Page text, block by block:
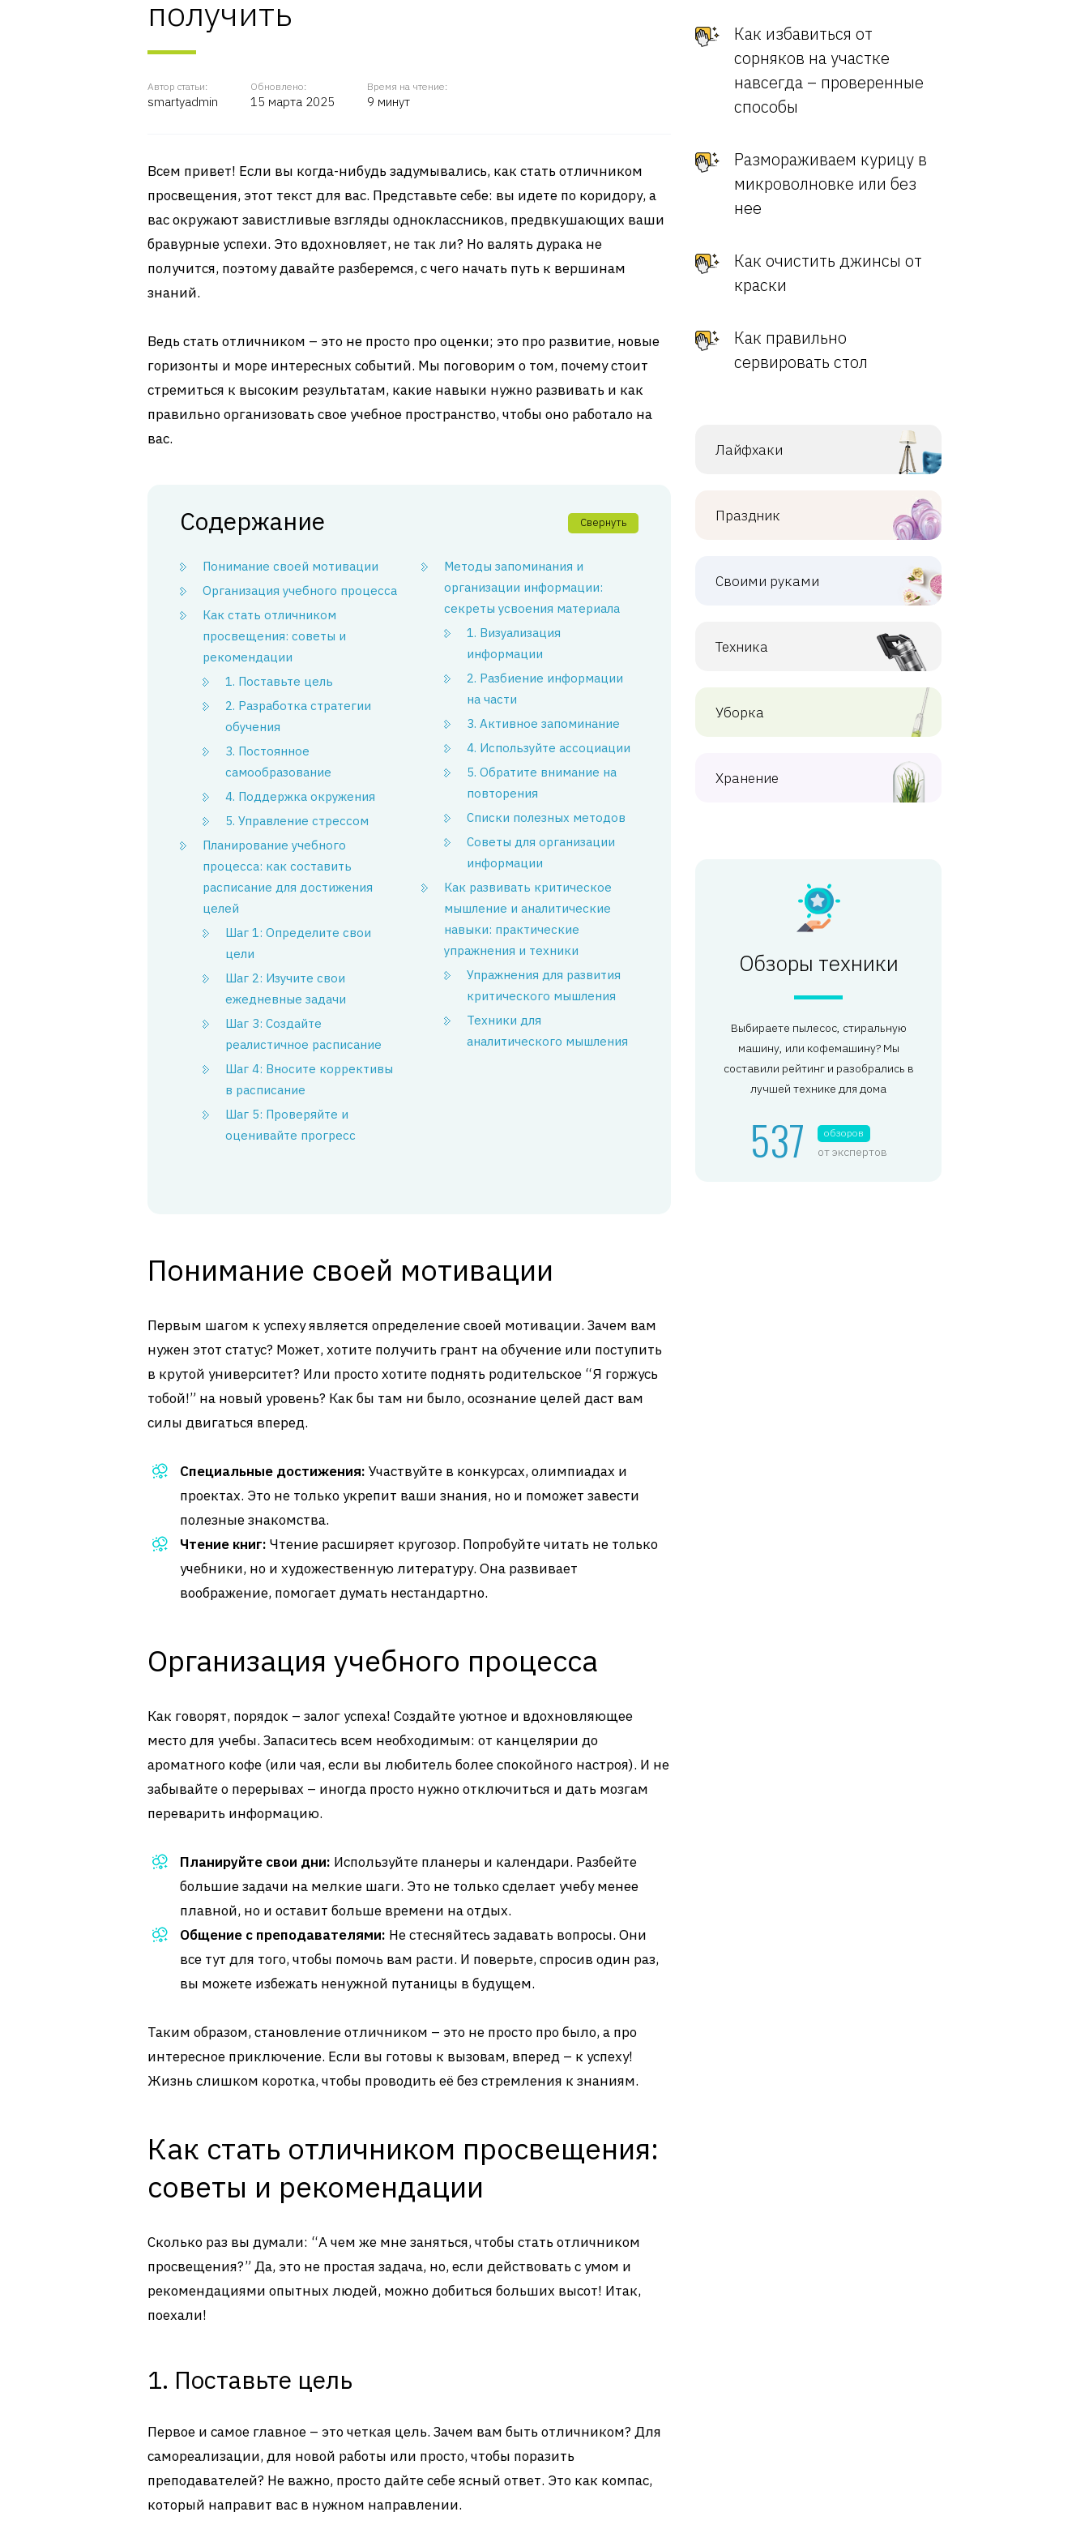
получить
Автор статьи:
smartyadmin
Обновлено:
15 марта 2025
Время на чтение:
9 минут
Всем привет! Если вы когда-нибудь задумывались, как стать отличником
просвещения, этот текст для вас. Представьте себе: вы идете по коридору, а
вас окружают завистливые взгляды одноклассников, предвкушающих ваши
бравурные успехи. Это вдохновляет, не так ли? Но валять дурака не
получится, поэтому давайте разберемся, с чего начать путь к вершинам
знаний.
Ведь стать отличником – это не просто про оценки; это про развитие, новые
горизонты и море интересных событий. Мы поговорим о том, почему стоит
стремиться к высоким результатам, какие навыки нужно развивать и как
правильно организовать свое учебное пространство, чтобы оно работало на
вас.
Содержание Свернуть
Понимание своей мотивации
Организация учебного процесса
Как стать отличником
просвещения: советы и
рекомендации
1. Поставьте цель
2. Разработка стратегии
обучения
3. Постоянное
самообразование
4. Поддержка окружения
5. Управление стрессом
Планирование учебного
процесса: как составить
расписание для достижения
целей
Шаг 1: Определите свои
цели
Шаг 2: Изучите свои
ежедневные задачи
Шаг 3: Создайте
реалистичное расписание
Шаг 4: Вносите коррективы
в расписание
Шаг 5: Проверяйте и
оценивайте прогресс
Методы запоминания и
организации информации:
секреты усвоения материала
1. Визуализация
информации
2. Разбиение информации
на части
3. Активное запоминание
4. Используйте ассоциации
5. Обратите внимание на
повторения
Списки полезных методов
Советы для организации
информации
Как развивать критическое
мышление и аналитические
навыки: практические
упражнения и техники
Упражнения для развития
критического мышления
Техники для
аналитического мышления
Понимание своей мотивации
Первым шагом к успеху является определение своей мотивации. Зачем вам
нужен этот статус? Может, хотите получить грант на обучение или поступить
в крутой университет? Или просто хотите поднять родительское “Я горжусь
тобой!” на новый уровень? Как бы там ни было, осознание целей даст вам
силы двигаться вперед.
Специальные достижения: Участвуйте в конкурсах, олимпиадах и
проектах. Это не только укрепит ваши знания, но и поможет завести
полезные знакомства.
Чтение книг: Чтение расширяет кругозор. Попробуйте читать не только
учебники, но и художественную литературу. Она развивает
воображение, помогает думать нестандартно.
Организация учебного процесса
Как говорят, порядок – залог успеха! Создайте уютное и вдохновляющее
место для учебы. Запаситесь всем необходимым: от канцелярии до
ароматного кофе (или чая, если вы любитель более спокойного настроя). И не
забывайте о перерывах – иногда просто нужно отключиться и дать мозгам
переварить информацию.
Планируйте свои дни: Используйте планеры и календари. Разбейте
большие задачи на мелкие шаги. Это не только сделает учебу менее
плавной, но и оставит больше времени на отдых.
Общение с преподавателями: Не стесняйтесь задавать вопросы. Они
все тут для того, чтобы помочь вам расти. И поверьте, спросив один раз,
вы можете избежать ненужной путаницы в будущем.
Таким образом, становление отличником – это не просто про было, а про
интересное приключение. Если вы готовы к вызовам, вперед – к успеху!
Жизнь слишком коротка, чтобы проводить её без стремления к знаниям.
Как стать отличником просвещения:
советы и рекомендации
Сколько раз вы думали: “А чем же мне заняться, чтобы стать отличником
просвещения?” Да, это не простая задача, но, если действовать с умом и
рекомендациями опытных людей, можно добиться больших высот! Итак,
поехали!
1. Поставьте цель
Первое и самое главное – это четкая цель. Зачем вам быть отличником? Для
самореализации, для новой работы или просто, чтобы поразить
преподавателей? Не важно, просто дайте себе ясный ответ. Это как компас,
который направит вас в нужном направлении.
Как избавиться от
сорняков на участке
навсегда – проверенные
способы
Размораживаем курицу в
микроволновке или без
нее
Как очистить джинсы от
краски
Как правильно
сервировать стол
Лайфхаки
Праздник
Своими руками
Техника
Уборка
Хранение
Обзоры техники
Выбираете пылесос, стиральную
машину, или кофемашину? Мы
составили рейтинг и разобрались в
лучшей технике для дома
537 обзоров
от экспертов